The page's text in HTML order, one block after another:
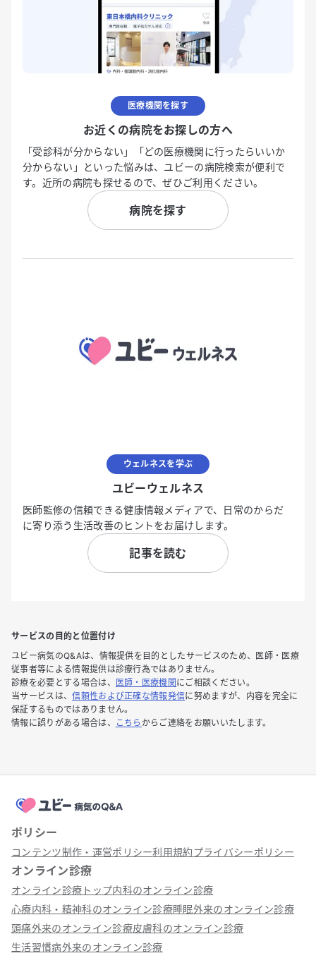
医療機関を探す
お近くの病院をお探しの方へ
「受診科が分からない」「どの医療機関に行ったらいいか
分からない」といった悩みは、ユビーの病院検索が便利で
す。近所の病院も探せるので、ぜひご利用ください。
病院を探す
ウェルネスを学ぶ
ユビーウェルネス
医師監修の信頼できる健康情報メディアで、日常のからだ
に寄り添う生活改善のヒントをお届けします。
記事を読む
サービスの目的と位置付け
ユビー病気のQ&Aは、情報提供を目的としたサービスのため、医師・医療
従事者等による情報提供は診療行為ではありません。
診療を必要とする場合は、 医師・医療機関にご相談ください。
当サービスは、信頼性および正確な情報発信に努めますが、内容を完全に
保証するものではありません。
情報に誤りがある場合は、
こちら からご連絡をお願いいたします。
ポリシー
コンテンツ制作・運営ポリシー利用規約プライバシーポリシー
オンライン診療
オンライン診療トップ内科のオンライン診療
心療内科・精神科のオンライン診療睡眠外来のオンライン診療
頭痛外来のオンライン診療皮膚科のオンライン診療
生活習慣病外来のオンライン診療